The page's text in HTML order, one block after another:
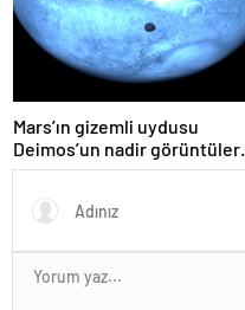
Mars’ın gizemli uydusu
Deimos’un nadir görüntüleri
yayınlandı